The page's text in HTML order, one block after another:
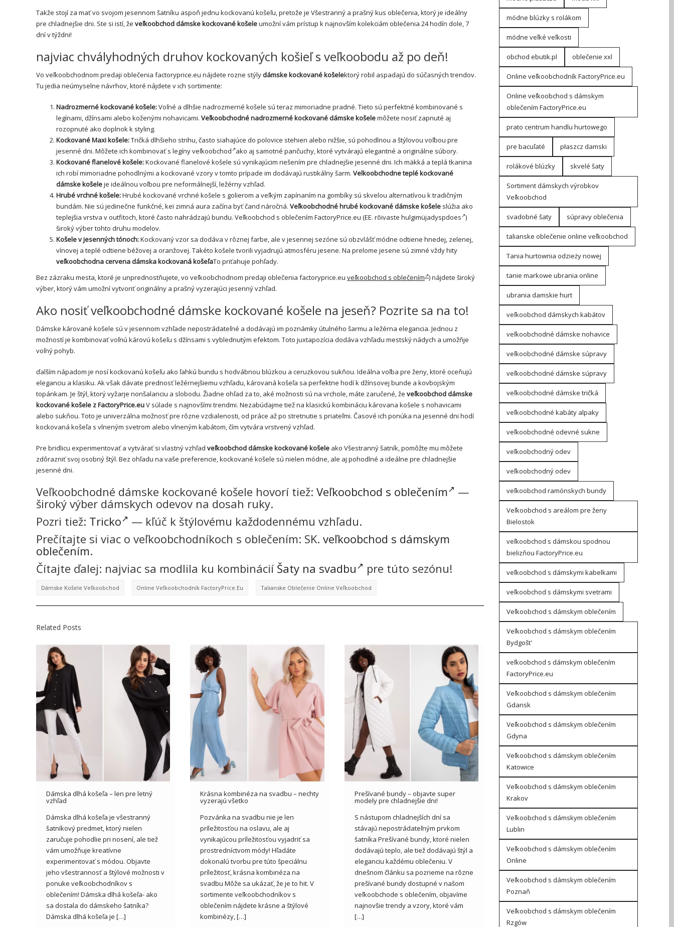
Takže stojí za mať vo svojom jesennom šatníku aspoň jednu kockovanú košeľu, pretože je Všestranný a prašný kus oblečenia, ktorý je ideálny
pre chladnejšie dni. Ste si istí, že veľkoobchod dámske kockované košeleumožní vám prístup k najnovším kolekciám oblečenia 24 hodín dole, 7
dní v týždni!
najviac chvályhodných druhov kockovaných košieľ s veľkoobodu až po deň!
Vo veľkoobchodnom predaji oblečenia factoryprice.eu nájdete rozne stýly dámske kockované košelektorý robil aspadajú do súčasných trendov.
Tu jedia neúmyselne návrhov, ktoré nájdete v ich sortimente:
Nadrozmerné kockované košele:Voľné a dlhšie nadrozmerné košele sú teraz mimoriadne pradné. Tieto sú perfektné kombinované s
legínami, džínsami alebo koženými nohavicami. Veľkoobchodné nadrozmerné kockované dámske košelemôžete nosiť zapnuté aj
rozopnuté ako doplnok k styling.
Kockované Maxi košele:Tričká dlhšieho strihu, často siahajúce do polovice stehien alebo nižšie, sú pohodlnou a štýlovou voľbou pre
jesenné dni. Môžete ich kombinovať s legíny veľkoobchod ako aj samotné pančuchy, ktoré vytvárajú elegantné a originálne súbory.
Kockované flanelové košele:Kockované flanelové košele sú vynikajúcim riešením pre chladnejšie jesenné dni. Ich mäkká a teplá tkanina
ich robí mimoriadne pohodlnými a kockované vzory v tomto prípade im dodávajú rustikálny šarm. Velkoobchodne teplé kockované
dámske košeleje ideálnou voľbou pre neformálnejší, ležérny vzhľad.
Hrubé vrchné košele:Hrubé kockované vrchné košele s golierom a veľkým zapínaním na gombíky sú skvelou alternatívou k tradičným
bundám. Nie sú jedinečne funkčné, keï zimná aura začína byť čand náročná. Veľkoobchodné hrubé kockované dámske košele slúžia ako
teplejšia vrstva v outfitoch, ktoré často nahrádzajú bundu. Veľkoobchod s oblečením FactoryPrice.eu (EE. rõivaste hulgimüjadyspdoes )
široký výber tohto druhu modelov.
Košele v jesenných tónoch:Kockovaný vzor sa dodáva v rôznej farbe, ale v jesennej sezóne sú obzvlášť módne odtiene hnedej, zelenej,
vínovej a teplé odtiene béžovej a oranžovej. Takéto košele tvorili vyjadrujú atmosféru jesene. Na prelome jesene sú zimné vždy hity
veľkoobchodna cervena dámska kockovaná košeľaTo priťahuje pohľady.
Bez zázraku mesta, ktoré je unprednostňujete, vo veľkoobchodnom predaji oblečenia factoryprice.eu veľkoobchod s oblečením ) nájdete široký
výber, ktorý vám umožní vytvoriť originálny a prašný vyzerajúci jesenný vzhľad.
Ako nosiť veľkoobchodné dámske kockované košele na jeseň? Pozrite sa na to!
Dámske kárované košele sú v jesennom vzhľade nepostrádateľné a dodávajú im poznámky útulného šarmu a ležérna elegancia. Jednou z
možností je kombinovať voľnú károvú košeľu s džínsami s vyblednutým efektom. Toto juxtapozícia dodáva vzhľadu mestský nádych a umožňje
voľný pohyb.
ďalším nápadom je nosí kockovanú košeľu ako ľahkú bundu s hodvábnou blúzkou a ceruzkovou sukňou. Ideálna voľba pre ženy, ktoré oceňujú
eleganciu a klasiku. Ak však dávate prednosť ležérnejšiemu vzhľadu, károvaná košeľa sa perfektne hodí k džínsovej bunde a kovbojským
topánkam. Je štýl, ktorý vyžarje nonšalanciu a slobodu. Žiadne ohľad za to, aké možnosti sú na vrchole, máte zaručené, že veľkoobchod dámske
kockované košele z FactoryPrice.euV súlade s najnovšími trendmi. Nezabúdajme tiež na klasickú kombináciu károvana košele s nohavicami
alebo sukňou. Toto je univerzálna možnosť pre rôzne vzdialenosti, od práce až po stretnutie s priateľmi. Časové ich ponúka na jesenné dni hodí
kockovaná košeľa s vlneným svetrom alebo vlneným kabátom, čím vytvára vrstvený vzhľad.
Pre bridlicu experimentovať a vytvárať si vlastný vzhľad veľkoobchod dámske kockované košele ako Všestranný šatník, pomôžte mu môžete
zdôrazniť svoj osobný štýl. Bez ohľadu na vaše preferencie, kockované košele sú nielen módne, ale aj pohodlné a ideálne pre chladnejšie
jesenné dni.
Veľkoobchodné dámske kockované košele hovorí tiež: Veľkoobchod s oblečením
—
široký výber dámskych odevov na dosah ruky.
Pozri tiež: Tricko
— kľúč k štýlovému každodennému vzhľadu.
Prečítajte si viac o veľkoobchodníkoch s oblečením: SK. veľkoobchod s dámskym
oblečením.
Čítajte ďalej: najviac sa modlila ku kombinácií Šaty na svadbu pre túto sezónu!
Dámske Košele Veľkoobchod Online Veľkoobchodník FactoryPrice.eu Talianske Oblečenie Online Veľkoobchod
Related Posts
Dámska dlhá košeľa – len pre letný
vzhľad
Dámska dlhá košeľa je všestranný
šatníkový predmet, ktorý nielen
zaručuje pohodlie pri nosení, ale tiež
vám umožňuje kreatívne
experimentovať s módou. Objavte
jeho všestrannosť a štýlové možnosti v
ponuke veľkoobchodníkov s
oblečením! Dámska dlhá košeľa- ako
sa dostala do dámskeho šatníka?
Dámska dlhá košeľa je […]
Krásna kombinéza na svadbu – nechty
vyzerajú všetko
Pozvánka na svadbu nie je len
príležitosťou na oslavu, ale aj
vynikajúcou príležitosťou vyjadriť sa
prostredníctvom módy! Hľadáte
dokonalú tvorbu pre túto špeciálnu
príležitosť, krásna kombinéza na
svadbu Môže sa ukázať, že je to hit. V
sortimente veľkoobchodníkov s
oblečením nájdete krásne a štýlové
kombinézy, […]
Prešívané bundy – objavte super
modely pre chladnejšie dni!
S nástupom chladnejších dní sa
stávajú nepostrádateľným prvkom
šatníka Prešívané bundy, ktoré nielen
dodávajú teplo, ale tiež dodávajú štýl a
eleganciu každému oblečeniu. V
dnešnom článku sa pozrieme na rôzne
prešívané bundy dostupné v našom
veľkoobchode s oblečením, objavíme
najnovšie trendy a vzory, ktoré vám
[…]
módne blúzky s rolákom
módne veľké veľkosti
obchod ebutik.pl oblečenie xxl
Online veľkoobchodník FactoryPrice.eu
Online veľkoobchod s dámskym
oblečením FactoryPrice.eu
prato centrum handlu hurtowego
pre bacuľaté płaszcz damski
rolákové blúzky skvelé šaty
Sortiment dámskych výrobkov
Veľkoobchod
svadobné šaty súpravy oblečenia
talianske oblečenie online veľkoobchod
Tania hurtownia odzieży nowej
tanie markowe ubrania online
ubrania damskie hurt
veľkoobchod dámskych kabátov
veľkoobchodné dámske nohavice
veľkoobchodné dámske súpravy
veľkoobchodné dámske súpravy
veľkoobchodné dámske tričká
veľkoobchodné kabáty alpaky
veľkoobchodné odevné sukne
veľkoobchodný odev
veľkoobchodný odev
veľkoobchod ramónskych bundy
Veľkoobchod s areálom pre ženy
Bielostok
veľkoobchod s dámskou spodnou
bielizňou FactoryPrice.eu
veľkoobchod s dámskymi kabelkami
veľkoobchod s dámskymi svetrami
Veľkoobchod s dámskym oblečením
Veľkoobchod s dámskym oblečením
Bydgošt'
veľkoobchod s dámskym oblečením
FactoryPrice.eu
Veľkoobchod s dámskym oblečením
Gdansk
Veľkoobchod s dámskym oblečením
Gdyna
Veľkoobchod s dámskym oblečením
Katowice
Veľkoobchod s dámskym oblečením
Krakov
Veľkoobchod s dámskym oblečením
Lublin
Veľkoobchod s dámskym oblečením
Online
Veľkoobchod s dámskym oblečením
Poznaň
Veľkoobchod s dámskym oblečením
Rzgów